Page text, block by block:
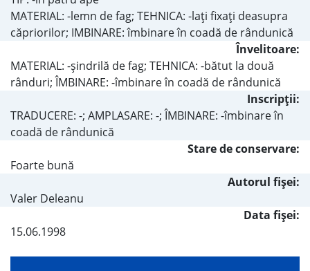
MATERIAL: -lemn de fag; TEHNICA: -laţi fixaţi deasupra
căpriorilor; IMBINARE: îmbinare în coadă de rândunică
Învelitoare:
MATERIAL: -şindrilă de fag; TEHNICA: -bătut la două
rânduri; ÎMBINARE: -îmbinare în coadă de rândunică
Inscripţii:
TRADUCERE: -; AMPLASARE: -; ÎMBINARE: -îmbinare în
coadă de rândunică
Stare de conservare:
Foarte bună
Autorul fişei:
Valer Deleanu
Data fișei:
15.06.1998